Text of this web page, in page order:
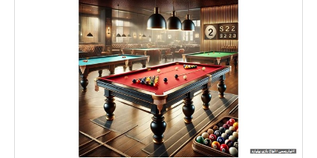
بانک، بیمه و سرمایه
مسکن و ساختمان